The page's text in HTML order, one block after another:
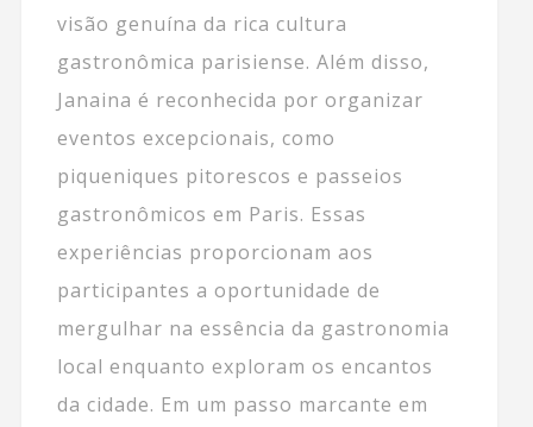
visão genuína da rica cultura
gastronômica parisiense. Além disso,
Janaina é reconhecida por organizar
eventos excepcionais, como
piqueniques pitorescos e passeios
gastronômicos em Paris. Essas
experiências proporcionam aos
participantes a oportunidade de
mergulhar na essência da gastronomia
local enquanto exploram os encantos
da cidade. Em um passo marcante em